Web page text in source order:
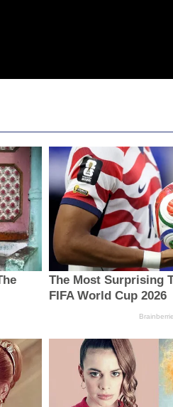
The Most Surprising
FIFA World Cup 2026